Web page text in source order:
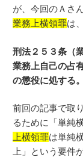
が、今回のＡさ
業務上横領罪は
刑法２５３条（
業務上自己の占
の懲役に処する。
前回の記事で取
るために「単純
上横領罪は単純
上」という要件